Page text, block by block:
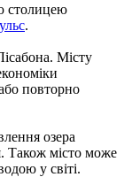
столицею
.
Місту
повторно
озера
Також місто може
у світі.